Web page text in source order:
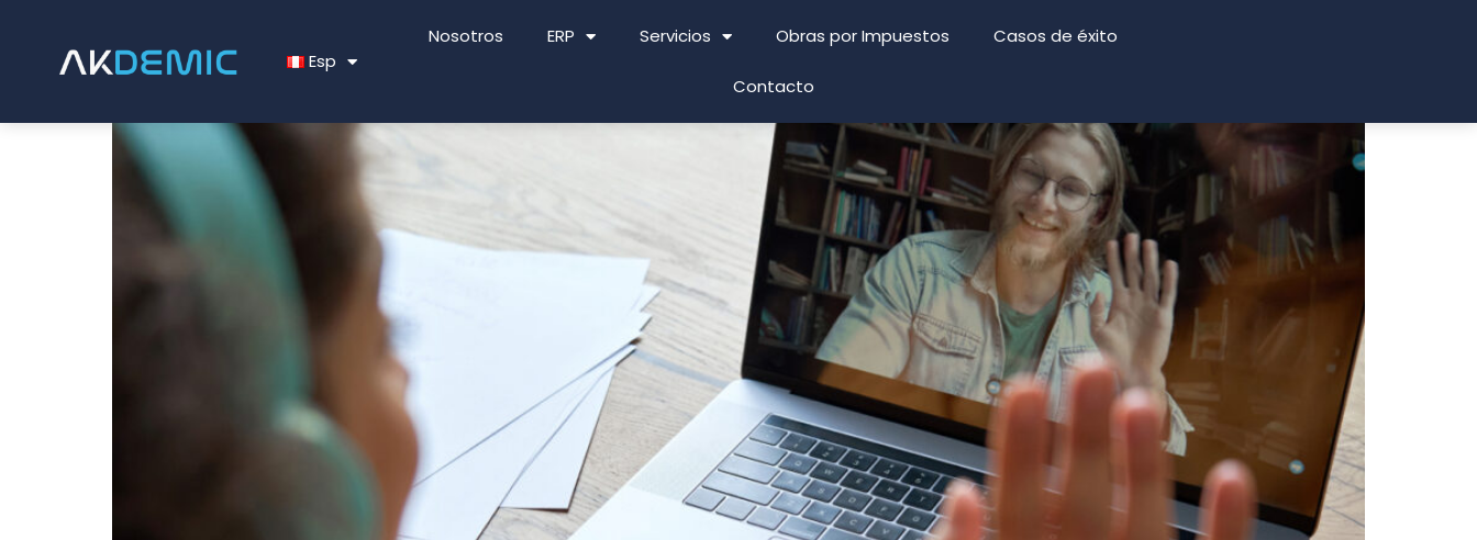
Esp
Nosotros ERP Servicios Obras por Impuestos Casos de éxito
Contacto